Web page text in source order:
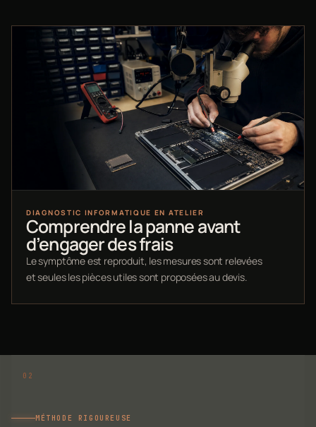
DIAGNOSTIC INFORMATIQUE EN ATELIER
Comprendre la panne avant
d’engager des frais
Le symptôme est reproduit, les mesures sont relevées
et seules les pièces utiles sont proposées au devis.
MÉTHODE RIGOUREUSE